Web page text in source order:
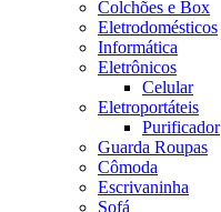
Colchões e Box
Eletrodomésticos
Informática
Eletrônicos
Celular
Eletroportáteis
Purificador
Guarda Roupas
Cômoda
Escrivaninha
Sofá